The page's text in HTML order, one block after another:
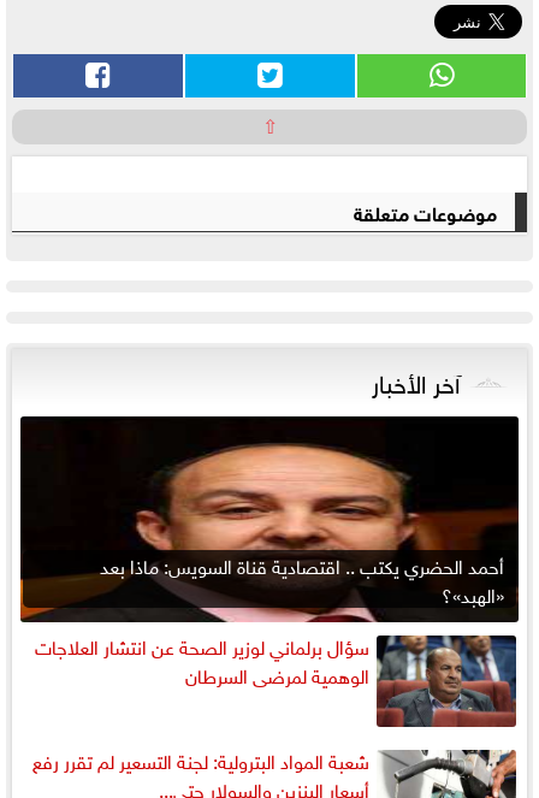
⇧
موضوعات متعلقة
آخر الأخبار
أحمد الحضري يكتب .. اقتصادية قناة السويس: ماذا بعد
«الهبد»؟
سؤال برلماني لوزير الصحة عن انتشار العلاجات
الوهمية لمرضى السرطان
شعبة المواد البترولية: لجنة التسعير لم تقرر رفع
أسعار البنزين والسولار حتى...